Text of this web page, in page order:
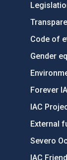
Code of
Gender
Forever
IAC
External
Severo
IAC